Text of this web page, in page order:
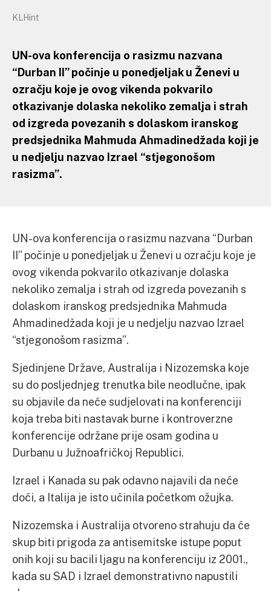
UN-ova konferencija o rasizmu nazvana
“Durban II” počinje u ponedjeljak u Ženevi u
ozračju koje je ovog vikenda pokvarilo
otkazivanje dolaska nekoliko zemalja i strah
od izgreda povezanih s dolaskom iranskog
predsjednika Mahmuda Ahmadinedžada koji je
u nedjelju nazvao Izrael “stjegonošom
rasizma”.
KLHint
UN-ova konferencija o rasizmu nazvana “Durban
II” počinje u ponedjeljak u Ženevi u ozračju koje je
ovog vikenda pokvarilo otkazivanje dolaska
nekoliko zemalja i strah od izgreda povezanih s
dolaskom iranskog predsjednika Mahmuda
Ahmadinedžada koji je u nedjelju nazvao Izrael
“stjegonošom rasizma”.
Sjedinjene Države, Australija i Nizozemska koje
su do posljednjeg trenutka bile neodlučne, ipak
su objavile da neće sudjelovati na konferenciji
koja treba biti nastavak burne i kontroverzne
konferencije održane prije osam godina u
Durbanu u Južnoafričkoj Republici.
Izrael i Kanada su pak odavno najavili da neće
doći, a Italija je isto učinila početkom ožujka.
Nizozemska i Australija otvoreno strahuju da će
skup biti prigoda za antisemitske istupe poput
onih koji su bacili ljagu na konferenciju iz 2001.,
kada su SAD i Izrael demonstrativno napustili